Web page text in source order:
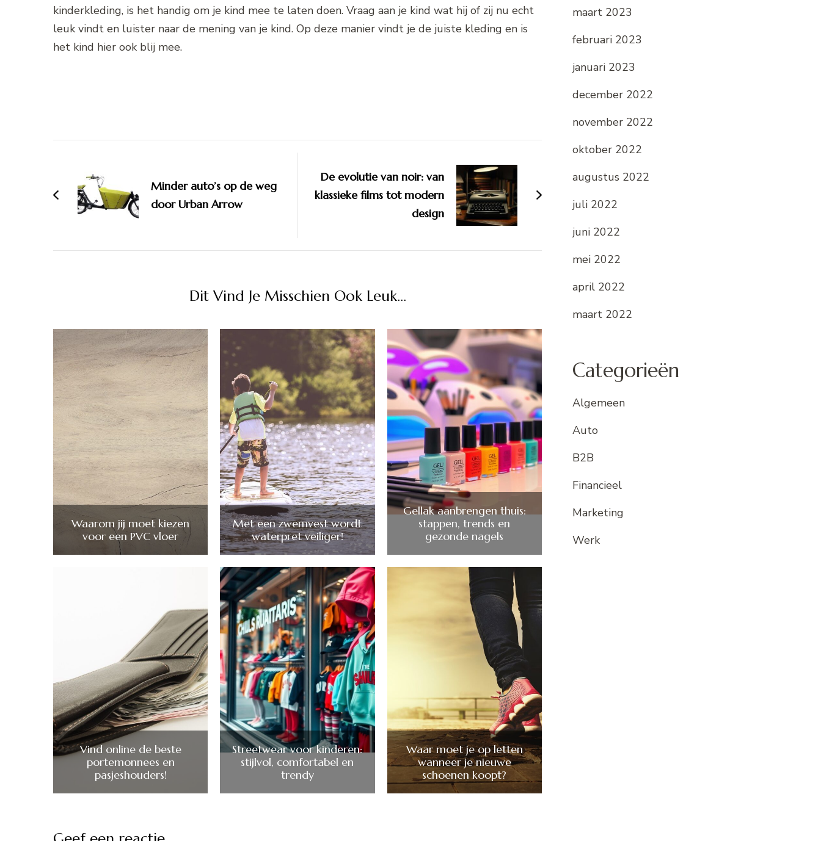
kinderkleding, is het handig om je kind mee te laten doen. Vraag aan je kind wat hij of zij nu echt
leuk vindt en luister naar de mening van je kind. Op deze manier vindt je de juiste kleding en is
het kind hier ook blij mee.
navigatie
Minder auto’s op de weg
door Urban Arrow
De evolutie van noir: van
klassieke films tot modern
design
Dit Vind Je Misschien Ook Leuk...
Waarom jij moet kiezen
voor een PVC vloer
Met een zwemvest wordt
waterpret veiliger!
Gellak aanbrengen thuis:
stappen, trends en
gezonde nagels
Vind online de beste
portemonnees en
pasjeshouders!
Streetwear voor kinderen:
stijlvol, comfortabel en
trendy
Waar moet je op letten
wanneer je nieuwe
schoenen koopt?
maart 2023
februari 2023
januari 2023
december 2022
november 2022
oktober 2022
augustus 2022
juli 2022
juni 2022
mei 2022
april 2022
maart 2022
Categorieën
Algemeen
Auto
B2B
Financieel
Marketing
Werk